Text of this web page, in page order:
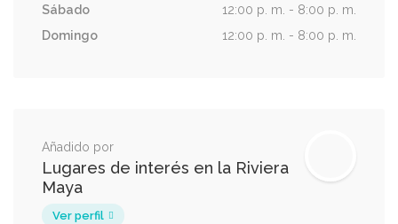
Sábado
12:00 p. m. - 8:00 p. m.
Domingo
12:00 p. m. - 8:00 p. m.
Añadido por
Lugares de interés en la Riviera
Maya
Ver perfil